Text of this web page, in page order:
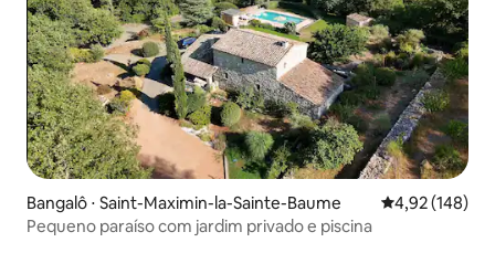
Bangalô ⋅ Saint-Maximin-la-Sainte-Baume 4,92 de uma
4,92 (148)
Pequeno paraíso com jardim privado e piscina